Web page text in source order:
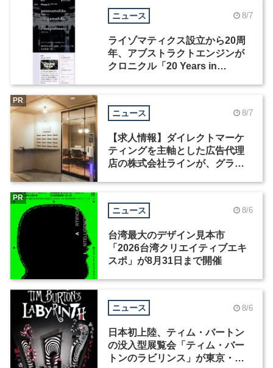
ニュース 8/7
ライゾマティクス設立から20周
年、アブストラクトエンジンが
クロニクル「20 Years in
ニュース 8/7
【求人情報】ダイレクトマーケ
ティングを主軸とした広告代理
店の株式会社ラインが、グラフ
PR
ニュース 8/6
台湾最大のデザイン見本市
「2026台湾クリエイティブエキ
スポ」が8月31日まで開催
PR
ニュース 8/6
日本初上陸、ティム・バートン
の没入型展覧会「ティム・バー
トンのラビリンス」が東京・豊